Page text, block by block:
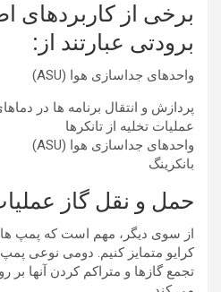
برخی از کاربردهای
برودتی عبارتند از:
واحدهای جداسازی هوا (ASU)
پردازش و انتقال برنامه ها در
عملیات تخلیه از تانکرها
واحدهای جداسازی هوا (ASU)
بانکرینگ
حمل و نقل گاز
از سوی دیگر، مهم است که پمپ
کرایو متمایز کنیم. دومی نوعی
تجمع گازها و متراکم کردن آنها